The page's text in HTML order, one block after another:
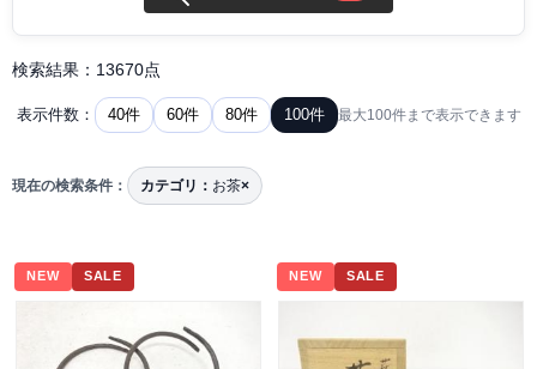
検索結果：13670点
表示件数： 40件 60件 80件 100件 最大100件まで表示できます
現在の検索条件： カテゴリ： お茶×
NEW SALE NEW SALE